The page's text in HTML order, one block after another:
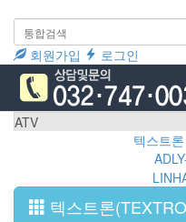
회원가입
로그인
ATV
텍스트
텍스트론